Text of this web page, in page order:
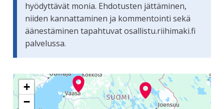
hyödyttävät monia. Ehdotusten jättäminen,
niiden kannattaminen ja kommentointi sekä
äänestäminen tapahtuvat osallistu.riihimaki.fi
palvelussa.
Seuraavassa elementissä on kartta, joka esittää
+
−